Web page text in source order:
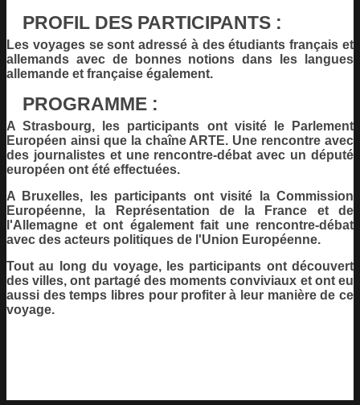
PROFIL DES PARTICIPANTS :
Les voyages se sont adressé à des étudiants français et
allemands avec de bonnes notions dans les langues
allemande et française également.
PROGRAMME :
A Strasbourg, les participants ont visité le Parlement
Européen ainsi que la chaîne ARTE. Une rencontre avec
des journalistes et une rencontre-débat avec un député
européen ont été effectuées.
A Bruxelles, les participants ont visité la Commission
Européenne, la Représentation de la France et de
l'Allemagne et ont également fait une rencontre-débat
avec des acteurs politiques de l'Union Européenne.
Tout au long du voyage, les participants ont découvert
des villes, ont partagé des moments conviviaux et ont eu
aussi des temps libres pour profiter à leur manière de ce
voyage.